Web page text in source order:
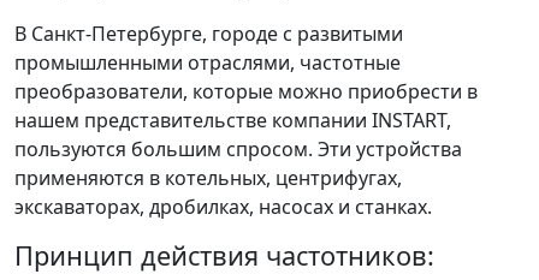
В Санкт-Петербурге, городе с развитыми
промышленными отраслями, частотные
преобразователи, которые можно приобрести в
нашем представительстве компании INSTART,
пользуются большим спросом. Эти устройства
применяются в котельных, центрифугах,
экскаваторах, дробилках, насосах и станках.
Принцип действия частотников: